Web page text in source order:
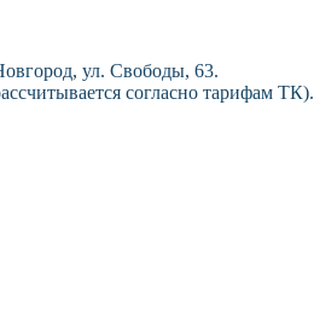
ул. Свободы, 63.
согласно тарифам ТК).